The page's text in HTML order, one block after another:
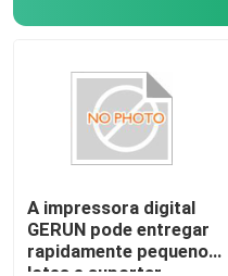
A impressora digital
GERUN pode entregar
rapidamente pequenos